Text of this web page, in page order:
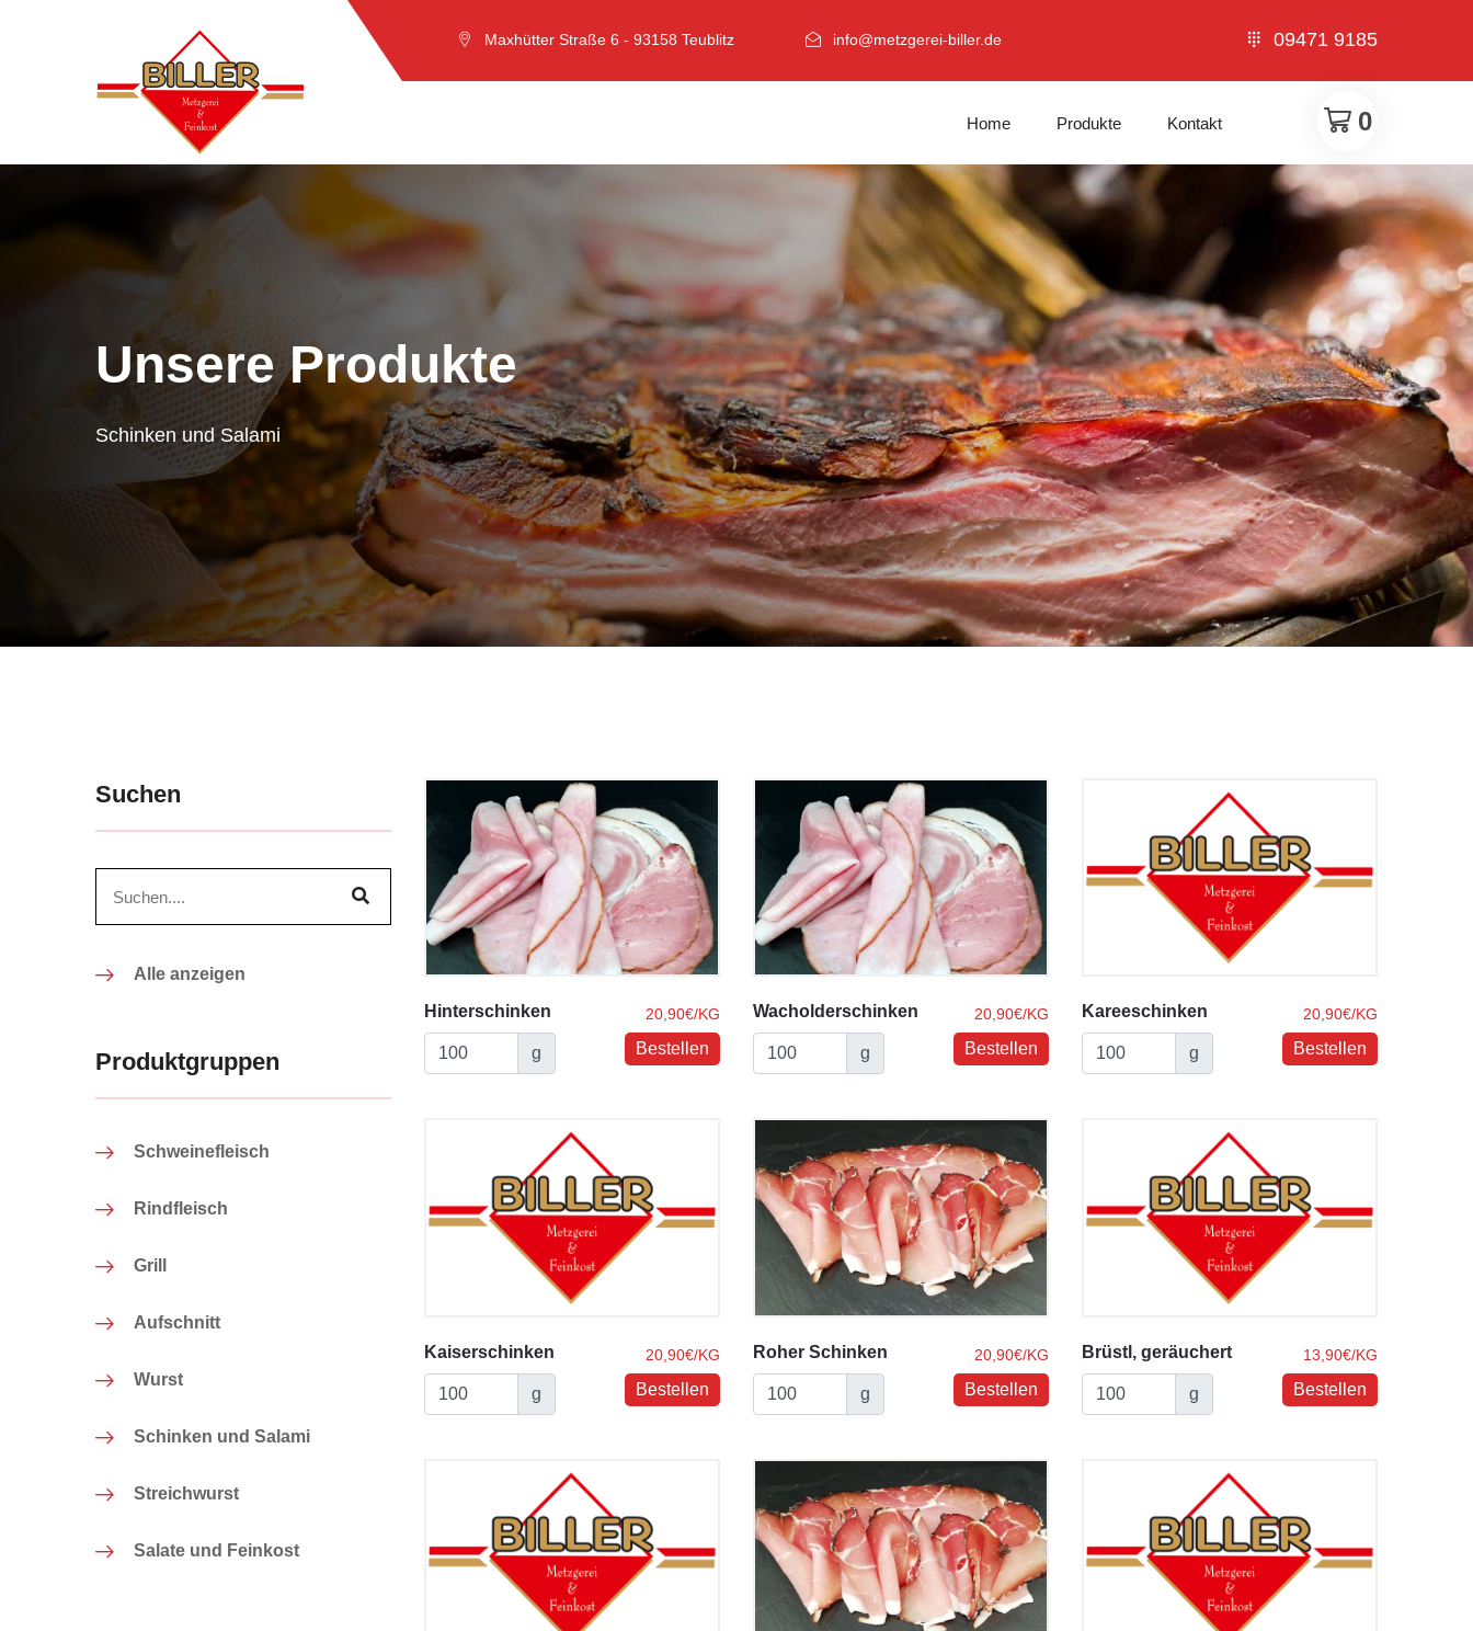
Maxhütter Straße 6 - 93158 Teublitz info@metzgerei-biller.de 09471 9185
Home Produkte Kontakt 0
Unsere Produkte
Schinken und Salami
Suchen
Alle anzeigen
Produktgruppen
Schweinefleisch
Rindfleisch
Grill
Aufschnitt
Wurst
Schinken und Salami
Streichwurst
Salate und Feinkost
Hinterschinken 20,90€/KG
g
Wacholderschinken 20,90€/KG
g
Kareeschinken 20,90€/KG
g
Kaiserschinken 20,90€/KG
g
Roher Schinken 20,90€/KG
g
Brüstl, geräuchert 13,90€/KG
g